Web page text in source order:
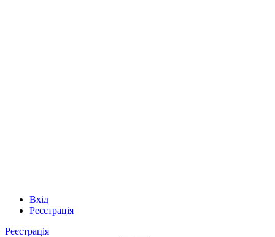
Вхід
Реєстрація
Реєстрація